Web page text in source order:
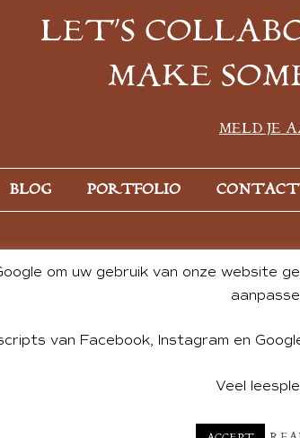
LET’S
MAKE
MELD JE
BLOG PORTFOLIO CONTACT
& CONTENT BY ANDREA DE GROOT. WEBSITE
om uw gebruik van onze website
van Facebook, Instagram en
Veel